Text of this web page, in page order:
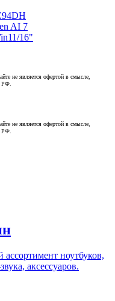
AI 7
16"
не является офертой в смысле,
РФ.
не является офертой в смысле,
РФ.
ноутбуков,
аксессуаров.